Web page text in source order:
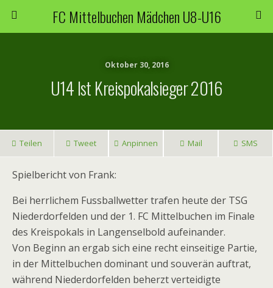
FC Mittelbuchen Mädchen U8-U16
Oktober 30, 2016
U14 Ist Kreispokalsieger 2016
Teilen Tweet Anpinnen Mail SMS
Spielbericht von Frank:
Bei herrlichem Fussballwetter trafen heute der TSG
Niederdorfelden und der 1. FC Mittelbuchen im Finale
des Kreispokals in Langenselbold aufeinander.
Von Beginn an ergab sich eine recht einseitige Partie,
in der Mittelbuchen dominant und souverän auftrat,
während Niederdorfelden beherzt verteidigte